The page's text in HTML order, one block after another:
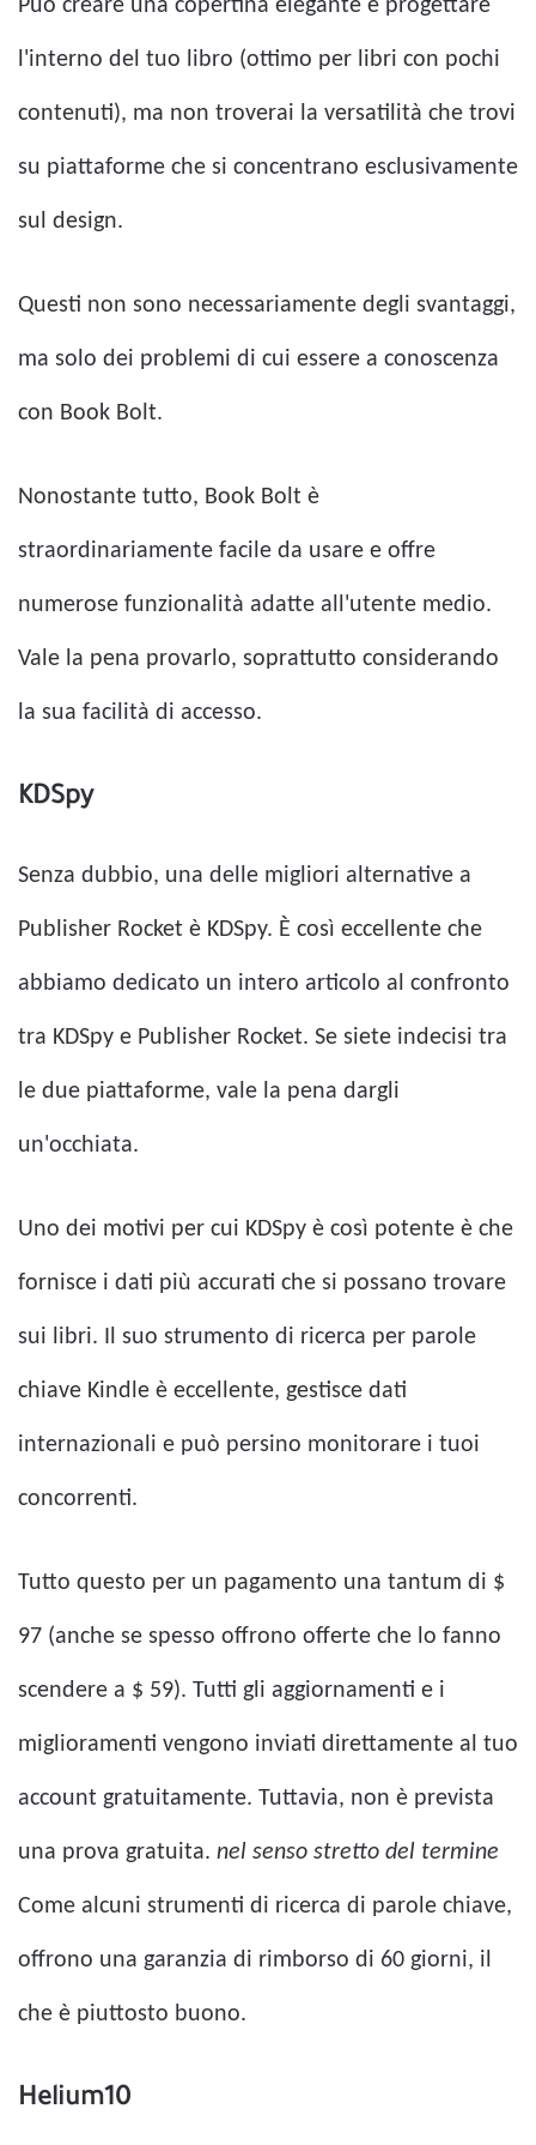
Può creare una copertina elegante e progettare
l'interno del tuo libro (ottimo per libri con pochi
contenuti), ma non troverai la versatilità che trovi
su piattaforme che si concentrano esclusivamente
sul design.
Questi non sono necessariamente degli svantaggi,
ma solo dei problemi di cui essere a conoscenza
con Book Bolt.
Nonostante tutto, Book Bolt è
straordinariamente facile da usare e offre
numerose funzionalità adatte all'utente medio.
Vale la pena provarlo, soprattutto considerando
la sua facilità di accesso.
KDSpy
Senza dubbio, una delle migliori alternative a
Publisher Rocket è KDSpy. È così eccellente che
abbiamo dedicato un intero articolo al confronto
tra KDSpy e Publisher Rocket. Se siete indecisi tra
le due piattaforme, vale la pena dargli
un'occhiata.
Uno dei motivi per cui KDSpy è così potente è che
fornisce i dati più accurati che si possano trovare
sui libri. Il suo strumento di ricerca per parole
chiave Kindle è eccellente, gestisce dati
internazionali e può persino monitorare i tuoi
concorrenti.
Tutto questo per un pagamento una tantum di $
97 (anche se spesso offrono offerte che lo fanno
scendere a $ 59). Tutti gli aggiornamenti e i
miglioramenti vengono inviati direttamente al tuo
account gratuitamente. Tuttavia, non è prevista
una prova gratuita. nel senso stretto del termine
Come alcuni strumenti di ricerca di parole chiave,
offrono una garanzia di rimborso di 60 giorni, il
che è piuttosto buono.
Helium10